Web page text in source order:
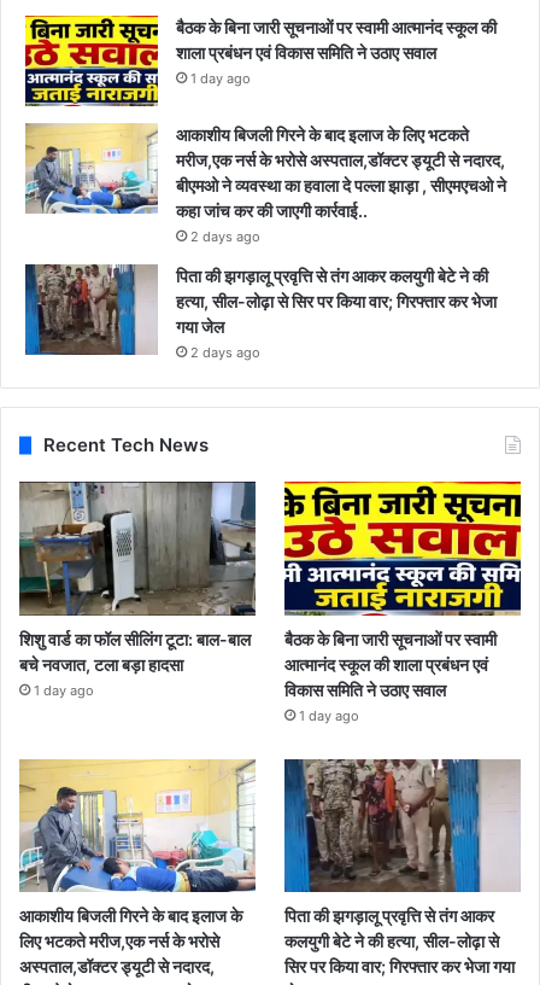
बैठक के बिना जारी सूचनाओं पर स्वामी आत्मानंद स्कूल की
शाला प्रबंधन एवं विकास समिति ने उठाए सवाल
1 day ago
आकाशीय बिजली गिरने के बाद इलाज के लिए भटकते
मरीज,एक नर्स के भरोसे अस्पताल,डॉक्टर ड्यूटी से नदारद,
बीएमओ ने व्यवस्था का हवाला दे पल्ला झाड़ा , सीएमएचओ ने
कहा जांच कर की जाएगी कार्रवाई..
2 days ago
पिता की झगड़ालू प्रवृत्ति से तंग आकर कलयुगी बेटे ने की
हत्या, सील-लोढ़ा से सिर पर किया वार; गिरफ्तार कर भेजा
गया जेल
2 days ago
Recent Tech News
शिशु वार्ड का फॉल सीलिंग टूटा: बाल-बाल
बचे नवजात, टला बड़ा हादसा
1 day ago
बैठक के बिना जारी सूचनाओं पर स्वामी
आत्मानंद स्कूल की शाला प्रबंधन एवं
विकास समिति ने उठाए सवाल
1 day ago
आकाशीय बिजली गिरने के बाद इलाज के
लिए भटकते मरीज,एक नर्स के भरोसे
अस्पताल,डॉक्टर ड्यूटी से नदारद,
पिता की झगड़ालू प्रवृत्ति से तंग आकर
कलयुगी बेटे ने की हत्या, सील-लोढ़ा से
सिर पर किया वार; गिरफ्तार कर भेजा गया